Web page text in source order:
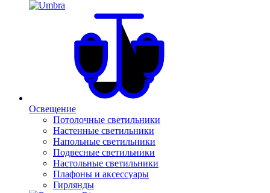
Освещение
Потолочные светильники
Настенные светильники
Напольные светильники
Подвесные светильники
Настольные светильники
Плафоны и аксессуары
Гирлянды